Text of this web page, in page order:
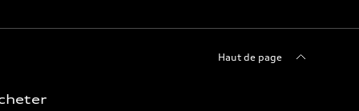
Haut de page